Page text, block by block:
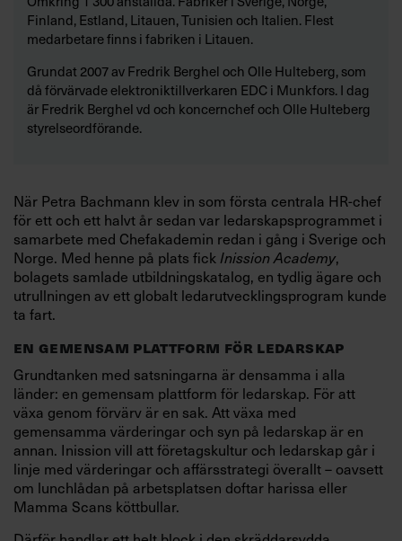
Finland, Estland, Litauen, Tunisien och Italien. Flest
medarbetare finns i fabriken i Litauen.
Grundat 2007 av Fredrik Berghel och Olle Hulteberg, som
då förvärvade elektroniktillverkaren EDC i Munkfors. I dag
är Fredrik Berghel vd och koncernchef och Olle Hulteberg
styrelseordförande.
När Petra Bachmann klev in som första centrala HR-chef
för ett och ett halvt år sedan var ledarskapsprogrammet i
samarbete med Chefakademin redan i gång i Sverige och
Norge. Med henne på plats fick Inission Academy,
bolagets samlade utbildningskatalog, en tydlig ägare och
utrullningen av ett globalt ledarutvecklingsprogram kunde
ta fart.
EN GEMENSAM PLATTFORM FÖR LEDARSKAP
Grundtanken med satsningarna är densamma i alla
länder: en gemensam plattform för ledarskap. För att
växa genom förvärv är en sak. Att växa med
gemensamma värderingar och syn på ledarskap är en
annan. Inission vill att företagskultur och ledarskap går i
linje med värderingar och affärsstrategi överallt – oavsett
om lunchlådan på arbetsplatsen doftar harissa eller
Mamma Scans köttbullar.